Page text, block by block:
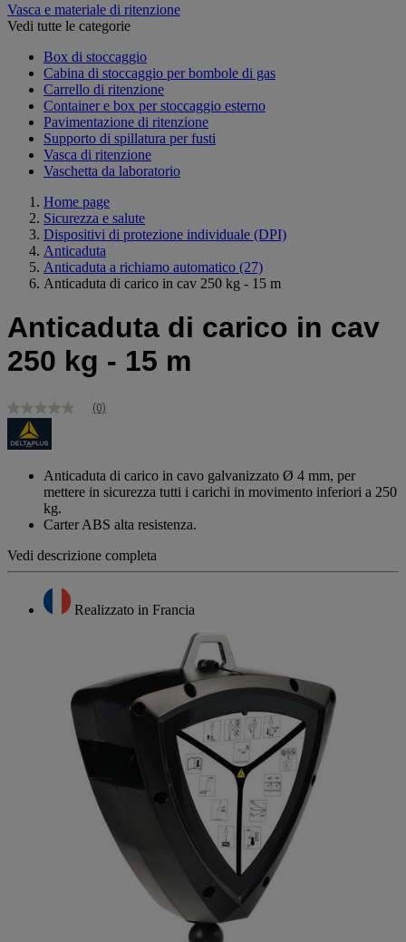
Vasca e materiale di ritenzione
Vedi tutte le categorie
Box di stoccaggio
Cabina di stoccaggio per bombole di gas
Carrello di ritenzione
Container e box per stoccaggio esterno
Pavimentazione di ritenzione
Supporto di spillatura per fusti
Vasca di ritenzione
Vaschetta da laboratorio
Home page
Sicurezza e salute
Dispositivi di protezione individuale (DPI)
Anticaduta
Anticaduta a richiamo automatico (27)
Anticaduta di carico in cav 250 kg - 15 m
Anticaduta di carico in cav
250 kg - 15 m
Nessuna
valutazione
Stesso
pagina.
(0)
Anticaduta di carico in cavo galvanizzato Ø 4 mm, per
mettere in sicurezza tutti i carichi in movimento inferiori a 250
kg.
Carter ABS alta resistenza.
Vedi descrizione completa
Realizzato in Francia